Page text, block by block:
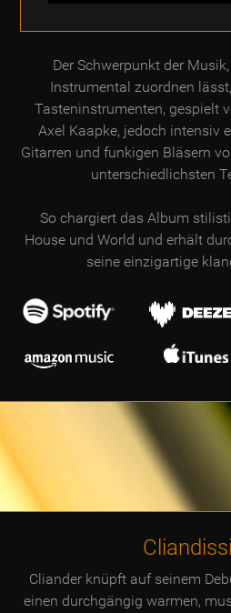
Der Schwerpunkt der
Instrumental zuordnen
Tasteninstrumenten, gespielt
Axel Kaapke, jedoch intensiv
Gitarren und funkigen Bläsern
unterschiedlichsten
So chargiert das Album
House und World und erhält
seine einzigartige
Cliander knüpft auf seinem
einen durchgängig warmen,